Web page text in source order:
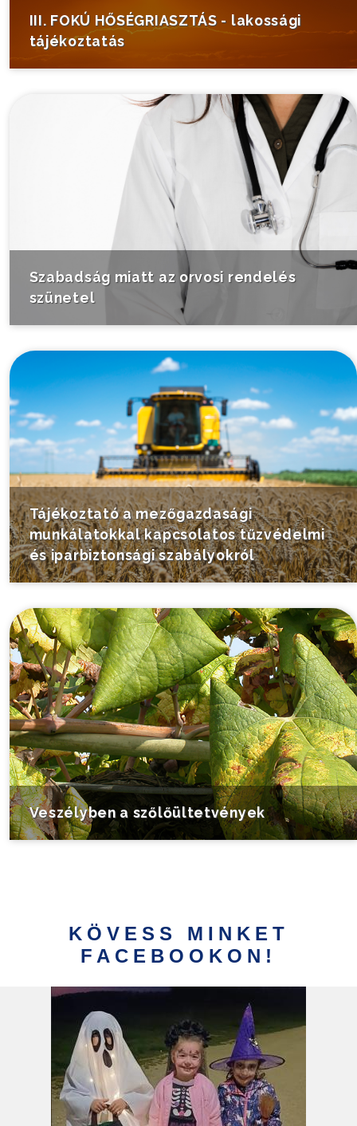
III. FOKÚ HŐSÉGRIASZTÁS - lakossági
tájékoztatás
Szabadság miatt az orvosi rendelés
szünetel
Tájékoztató a mezőgazdasági
munkálatokkal kapcsolatos tűzvédelmi
és iparbiztonsági szabályokról
Veszélyben a szőlőültetvények
KÖVESS MINKET
FACEBOOKON!